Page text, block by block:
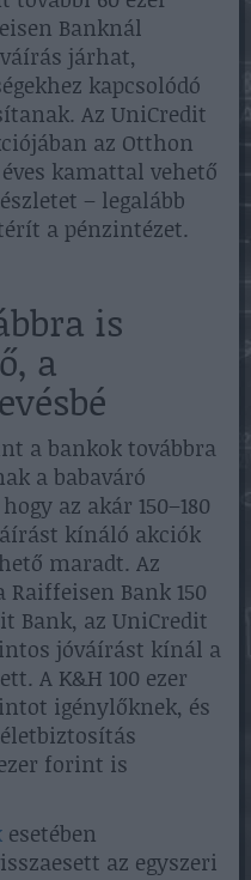
Banknál
járhat,
kapcsolódó
Az UniCredit
az Otthon
kamattal vehető
– legalább
a pénzintézet.
is
a
a bankok továbbra
a babaváró
az akár 150–180
kínáló akciók
maradt. Az
Raiffeisen Bank 150
Bank, az UniCredit
jóváírást kínál a
A K&H 100 ezer
igénylőknek, és
forint is
esetében
az egyszeri